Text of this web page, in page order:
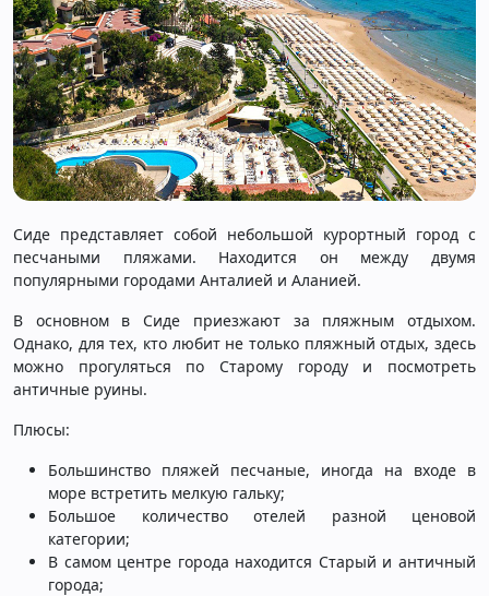
Сиде представляет собой небольшой курортный город с
песчаными пляжами. Находится он между двумя
популярными городами Анталией и Аланией.
В основном в Сиде приезжают за пляжным отдыхом.
Однако, для тех, кто любит не только пляжный отдых, здесь
можно прогуляться по Старому городу и посмотреть
античные руины.
Плюсы:
Большинство пляжей песчаные, иногда на входе в
море встретить мелкую гальку;
Большое количество отелей разной ценовой
категории;
В самом центре города находится Старый и античный
города;